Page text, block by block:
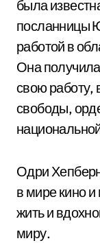
была
посланницы
работой в
Она
свою работу,
свободы,
Одри
в мире кино
жить и
миру.